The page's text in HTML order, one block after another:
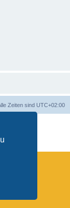
Zeiten sind UTC+02:00
Limited